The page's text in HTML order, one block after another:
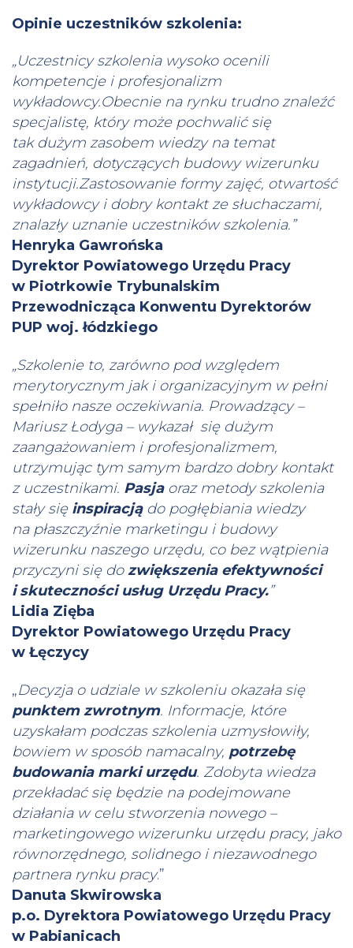
Opinie uczestników szkolenia:
„Uczestnicy szkolenia wysoko ocenili
kompetencje i profesjonalizm
wykładowcy.Obecnie na rynku trudno znaleźć
specjalistę, który może pochwalić się
tak dużym zasobem wiedzy na temat
zagadnień, dotyczących budowy wizerunku
instytucji.Zastosowanie formy zajęć, otwartość
wykładowcy i dobry kontakt ze słuchaczami,
znalazły uznanie uczestników szkolenia.”
Henryka Gawrońska
Dyrektor Powiatowego Urzędu Pracy
w Piotrkowie Trybunalskim
Przewodnicząca Konwentu Dyrektorów
PUP woj. łódzkiego
„Szkolenie to, zarówno pod względem
merytorycznym jak i organizacyjnym w pełni
spełniło nasze oczekiwania. Prowadzący –
Mariusz Łodyga – wykazał się dużym
zaangażowaniem i profesjonalizmem,
utrzymując tym samym bardzo dobry kontakt
z uczestnikami. Pasja oraz metody szkolenia
stały się inspiracjądo pogłębiania wiedzy
na płaszczyźnie marketingu i budowy
wizerunku naszego urzędu, co bez wątpienia
przyczyni się dozwiększenia efektywności
i skuteczności usług Urzędu Pracy.”
Lidia Zięba
Dyrektor Powiatowego Urzędu Pracy
w Łęczycy
„Decyzja o udziale w szkoleniu okazała się
punktem zwrotnym. Informacje, które
uzyskałam podczas szkolenia uzmysłowiły,
bowiem w sposób namacalny, potrzebę
budowania marki urzędu. Zdobyta wiedza
przekładać się będzie na podejmowane
działania w celu stworzenia nowego –
marketingowego wizerunku urzędu pracy, jako
równorzędnego, solidnego i niezawodnego
partnera rynku pracy.”
Danuta Skwirowska
p.o. Dyrektora Powiatowego Urzędu Pracy
w Pabianicach